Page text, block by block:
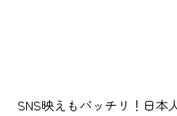
SNS映えもバッチリ！日本